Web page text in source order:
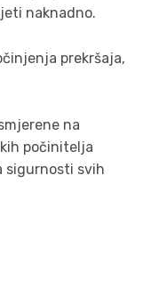
naknadno.
prekršaja,
na
počinitelja
sigurnosti svih